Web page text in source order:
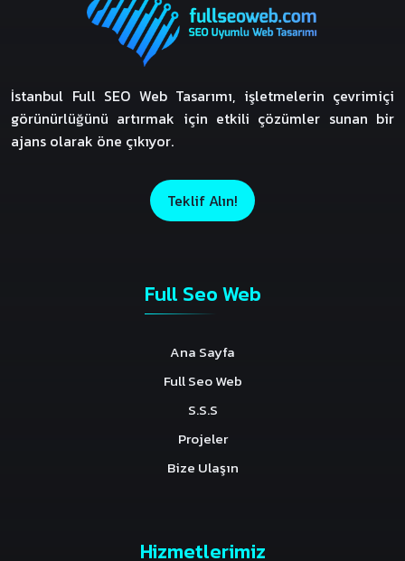
İstanbul Full SEO Web Tasarımı, işletmelerin çevrimiçi
görünürlüğünü artırmak için etkili çözümler sunan bir
ajans olarak öne çıkıyor.
Teklif Alın!
Full Seo Web
Ana Sayfa
Full Seo Web
S.S.S
Projeler
Bize Ulaşın
Hizmetlerimiz